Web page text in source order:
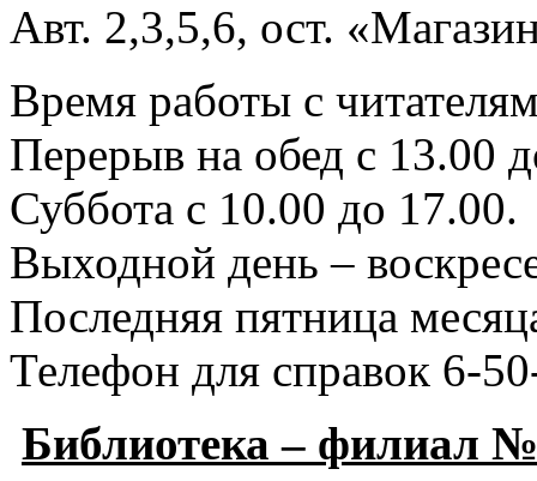
Авт. 2,3,5,6, ост.
Время работы с
Перерыв на обед с 13.00
Суббота с 10.00 до 17.00.
Выходной день –
Последняя пятница
Телефон для справок 6-
Библиотека – филиал